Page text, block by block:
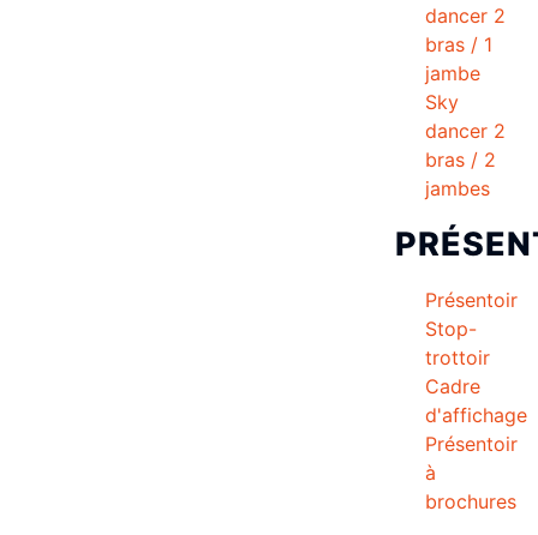
dancer 2
bras / 1
jambe
Sky
dancer 2
bras / 2
jambes
Présentoir
Stop-
trottoir
Cadre
d'affichage
Présentoir
à
brochures